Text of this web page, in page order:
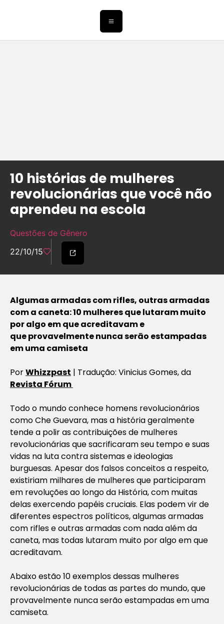
10 histórias de mulheres
revolucionárias que você não
aprendeu na escola
Questões de Gênero
22/10/15
Algumas armadas com rifles, outras armadas
com a caneta: 10 mulheres que lutaram muito
por algo em que acreditavam e
que provavelmente nunca serão estampadas
em uma camiseta
PorWhizzpast | Tradução: Vinicius Gomes, da
Revista Fórum
Todo o mundo conhece homens revolucionários
como Che Guevara, mas a história geralmente
tende a polir as contribuições de mulheres
revolucionárias que sacrificaram seu tempo e suas
vidas na luta contra sistemas e ideologias
burguesas. Apesar dos falsos conceitos a respeito,
existiriam milhares de mulheres que participaram
em revoluções ao longo da História, com muitas
delas exercendo papéis cruciais. Elas podem vir de
diferentes espectros políticos, algumas armadas
com rifles e outras armadas com nada além da
caneta, mas todas lutaram muito por algo em que
acreditavam.
Abaixo estão 10 exemplos dessas mulheres
revolucionárias de todas as partes do mundo, que
provavelmente nunca serão estampadas em uma
camiseta.